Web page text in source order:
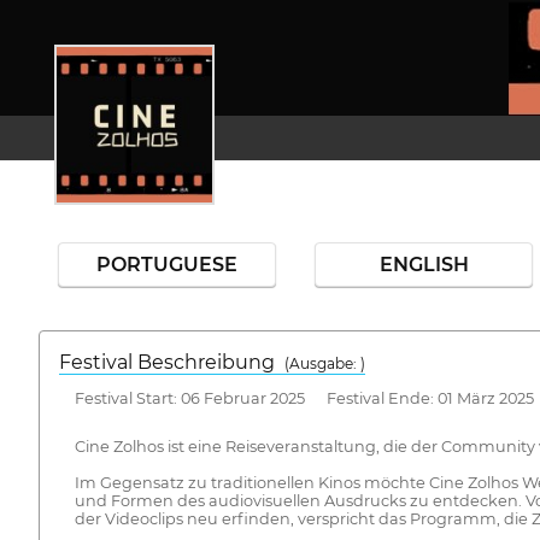
PORTUGUESE ENGLISH
Festival Beschreibung
(Ausgabe: )
Festival Start: 06 Februar 2025 Festival Ende: 01 März 2025
Cine Zolhos ist eine Reiseveranstaltung, die der
Im Gegensatz zu traditionellen Kinos möchte Cine Zolhos
und Formen des audiovisuellen Ausdrucks zu entdecken.
der Videoclips neu erfinden, verspricht das Programm, die